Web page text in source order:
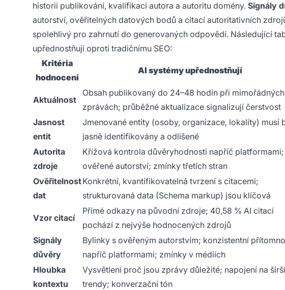
historii publikování, kvalifikaci autora a autoritu domény. Signály
autorství, ověřitelných datových bodů a citací autoritativních
spolehlivý pro zahrnutí do generovaných odpovědí. Následující
upřednostňují oproti tradičnímu SEO:
Kritéria
hodnocení
AI systémy upřednostňují
Aktuálnost
Obsah publikovaný do 24–48 hodin při mimořádných
zprávách; průběžné aktualizace signalizují čerstvost
Jasnost
entit
Jmenované entity (osoby, organizace, lokality) musí
jasně identifikovány a odlišené
Autorita
zdroje
Křížová kontrola důvěryhodnosti napříč platformami;
ověřené autorství; zmínky třetích stran
Ověřitelnost
dat
Konkrétní, kvantifikovatelná tvrzení s citacemi;
strukturovaná data (Schema markup) jsou klíčová
Vzor citací
Přímé odkazy na původní zdroje; 40,58 % AI citací
pochází z nejvýše hodnocených zdrojů
Signály
důvěry
Bylinky s ověřeným autorstvím; konzistentní
napříč platformami; zmínky v médiích
Hloubka
kontextu
Vysvětlení proč jsou zprávy důležité; napojení na širší
trendy; konverzační tón